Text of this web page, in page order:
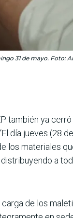
31 de mayo. Foto:
también ya
“El día jueves (28
los materiales
a
de los